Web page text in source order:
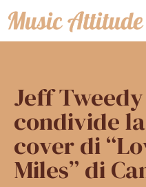
Vai
al
Jeff
condivide
cover di
Miles” di